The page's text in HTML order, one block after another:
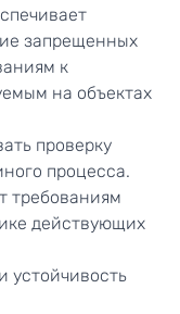
запрещенных
к
на объектах
проверку
процесса.
требованиям
действующих
устойчивость